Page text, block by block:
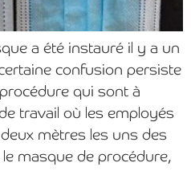
a été instauré il y a un
confusion persiste
qui sont à
travail où les employés
mètres les uns des
masque de procédure,